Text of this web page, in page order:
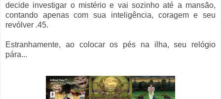
decide investigar o mistério e vai sozinho até a mansão,
contando apenas com sua inteligência, coragem e seu
revólver .45.
Estranhamente, ao colocar os pés na ilha, seu relógio
pára...